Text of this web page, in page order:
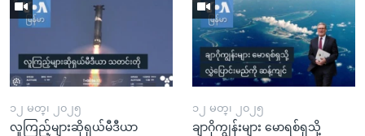
၁၂ မတ္၊ ၂၀၂၅
လူကြည့်များဆိုရှယ်မီဒီယာ
၁၂ မတ္၊ ၂၀၂၅
ချာဂိုကျွန်းများ မောရစ်ရှသို့